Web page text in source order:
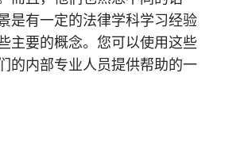
是有一定的法律学科学习经验
主要的概念。您可以使用这些
的内部专业人员提供帮助的一